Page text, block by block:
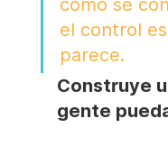
cómo se
el control
parece.
Construye
gente